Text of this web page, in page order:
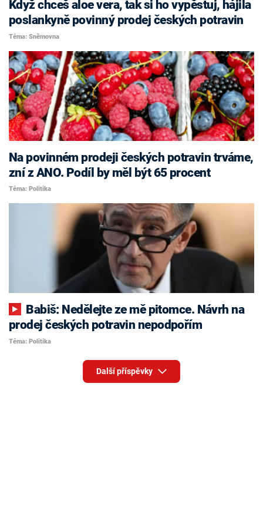
Když chceš aloe vera, tak si ho vypěstuj, hájila
poslankyně povinný prodej českých potravin
Téma: Sněmovna
Na povinném prodeji českých potravin trváme,
zní z ANO. Podíl by měl být 65 procent
Téma: Politika
prodej českých potravin nepodpořím
Téma: Politika
Další příspěvky